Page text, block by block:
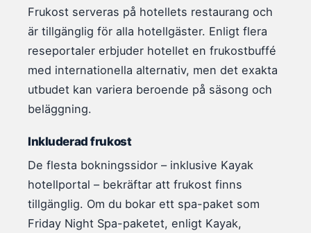
Frukost serveras på hotellets restaurang och
är tillgänglig för alla hotellgäster. Enligt flera
reseportaler erbjuder hotellet en frukostbuffé
med internationella alternativ, men det exakta
utbudet kan variera beroende på säsong och
beläggning.
Inkluderad frukost
De flesta bokningssidor – inklusive Kayak
hotellportal – bekräftar att frukost finns
tillgänglig. Om du bokar ett spa-paket som
Friday Night Spa-paketet, enligt Kayak,